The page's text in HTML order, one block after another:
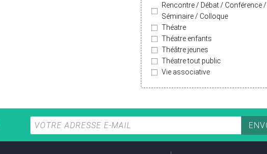
Rencontre / Débat / Conférence /
Séminaire / Colloque
Théatre
Théatre enfants
Théâtre jeunes
Théatre tout public
Vie associative